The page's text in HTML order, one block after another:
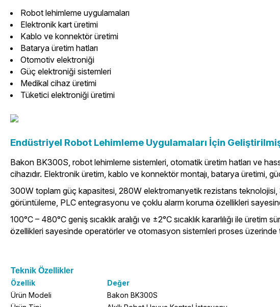
Robot lehimleme uygulamaları
Elektronik kart üretimi
Kablo ve konnektör üretimi
Batarya üretim hatları
Otomotiv elektroniği
Güç elektroniği sistemleri
Medikal cihaz üretimi
Tüketici elektroniği üretimi
Endüstriyel Robot Lehimleme Uygulamaları İçin
Bakon BK300S, robot lehimleme sistemleri, otomatik üretim hatları ve
cihazıdır. Elektronik üretim, kablo ve konnektör montajı, batarya üretimi,
300W toplam güç kapasitesi, 280W elektromanyetik rezistans teknolojisi,
görüntüleme, PLC entegrasyonu ve çoklu alarm koruma özellikleri
100°C – 480°C geniş sıcaklık aralığı ve ±2°C sıcaklık kararlılığı ile
özellikleri sayesinde operatörler ve otomasyon sistemleri proses üzerinde
Teknik Özellikler
Özellik
Değer
Ürün Modeli
Bakon BK300S